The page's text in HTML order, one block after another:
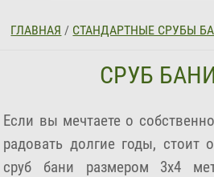
ГЛАВНАЯ / СТАНДАРТНЫЕ СРУБЫ
СРУБ
Если вы мечтаете о
радовать долгие годы, стоит
сруб бани размером 3х4